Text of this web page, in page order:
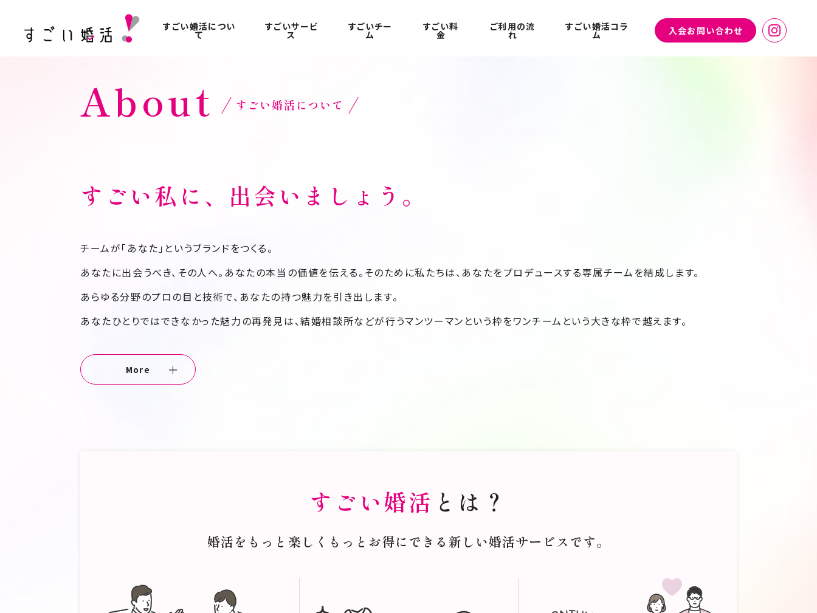
すごい婚活につい
て
すごいサービ
ス
すごいチー
ム
すごい料
金
ご利用の流
れ
すごい婚活コラ
ム 入会お問い合わせ
About すごい婚活について
すごい私に、出会いましょう。
チームが「あなた」というブランドをつくる。
あなたに出会うべき、その人へ。あなたの本当の価値を伝える。そのために私たちは、あなたをプロデュースする専属チームを結成します。
あらゆる分野のプロの目と技術で、あなたの持つ魅力を引き出します。
あなたひとりではできなかった魅力の再発見は、結婚相談所などが行うマンツーマンという枠をワンチームという大きな枠で越えます。
人生「100年時代」と、そこへ追い打ちをかけるように誕生した「ニューノーマル」なる言葉。時代は、さらなる混沌と混乱を呈してきま
が、非常に有効な手段になります。ココロ躍る出来事に遭遇した時に、自然と口にする「すごい」という言葉。これから長い時を共有
More
すごい婚活 とは？
婚活をもっと楽しくもっとお得にできる 新しい婚活サービスです。